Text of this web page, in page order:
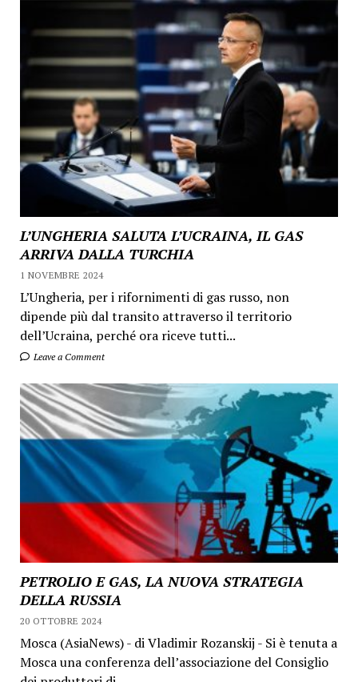
L’UNGHERIA SALUTA L’UCRAINA, IL GAS
ARRIVA DALLA TURCHIA
1 NOVEMBRE 2024
L’Ungheria, per i rifornimenti di gas russo, non
dipende più dal transito attraverso il territorio
dell’Ucraina, perché ora riceve tutti...
Leave a Comment
PETROLIO E GAS, LA NUOVA STRATEGIA
DELLA RUSSIA
20 OTTOBRE 2024
Mosca (AsiaNews) - di Vladimir Rozanskij - Si è tenuta a
Mosca una conferenza dell’associazione del Consiglio